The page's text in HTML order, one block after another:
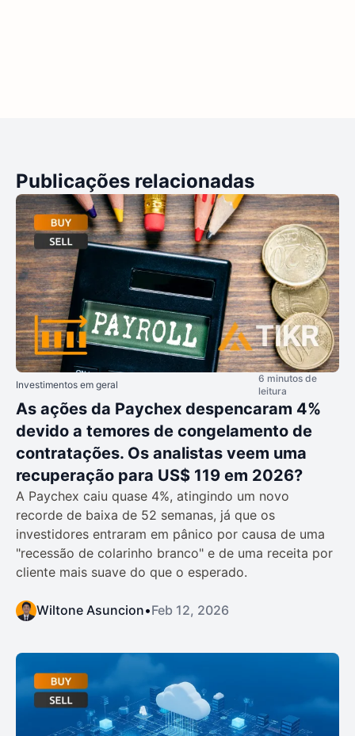
Publicações relacionadas
Investimentos em geral
6 minutos de
leitura
As ações da Paychex despencaram 4%
devido a temores de congelamento de
contratações. Os analistas veem uma
recuperação para US$ 119 em 2026?
A Paychex caiu quase 4%, atingindo um novo
recorde de baixa de 52 semanas, já que os
investidores entraram em pânico por causa de uma
"recessão de colarinho branco" e de uma receita por
cliente mais suave do que o esperado.
Wiltone Asuncion•Feb 12, 2026